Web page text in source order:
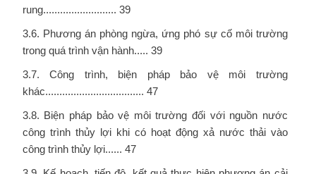
rung.......................... 39
3.6. Phương án phòng ngừa, ứng phó sự cố môi trường
trong quá trình vận hành..... 39
3.7. Công trình, biện pháp bảo vệ môi trường
khác................................... 47
3.8. Biện pháp bảo vệ môi trường đối với nguồn nước
công trình thủy lợi khi có hoạt động xả nước thải vào
công trình thủy lợi...... 47